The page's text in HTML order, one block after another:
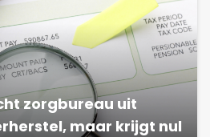
zorgbureau uit
maar krijgt nul